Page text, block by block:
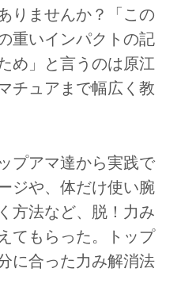
りませんか？「この
重いインパクトの記
め」と言うのは原江
チュアまで幅広く教
プアマ達から実践で
ジや、体だけ使い腕
方法など、脱！力み
てもらった。トップ
に合った力み解消法